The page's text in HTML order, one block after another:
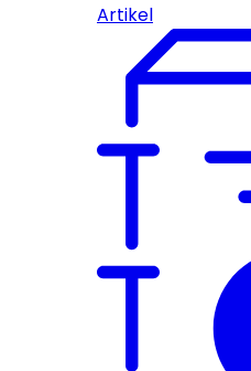
Artikel